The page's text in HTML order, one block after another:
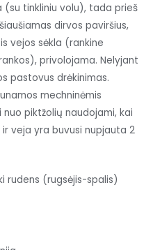
(su tinkliniu volu), tada prieš
dirvos paviršius,
vejos sėkla (rankine
privolojama. Nelyjant
pastovus drėkinimas.
mechninėmis
piktžolių naudojami, kai
veja yra buvusi nupjauta 2
rudens (rugsėjis-spalis)